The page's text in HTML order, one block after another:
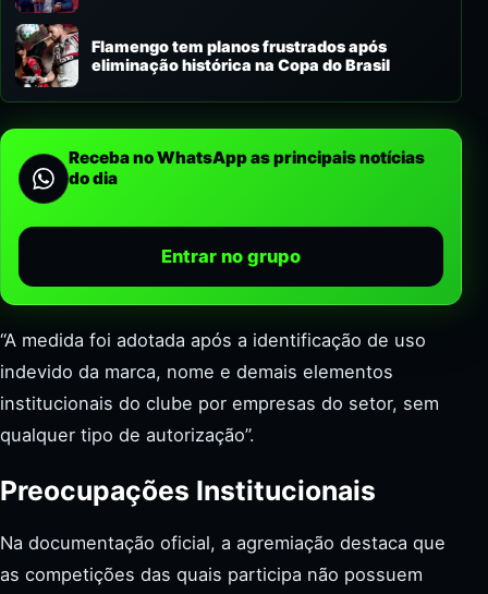
Flamengo tem planos frustrados após
eliminação histórica na Copa do Brasil
Receba no WhatsApp as principais notícias
do dia
Entrar no grupo
“A medida foi adotada após a identificação de uso
indevido da marca, nome e demais elementos
institucionais do clube por empresas do setor, sem
qualquer tipo de autorização”.
Preocupações Institucionais
Na documentação oficial, a agremiação destaca que
as competições das quais participa não possuem